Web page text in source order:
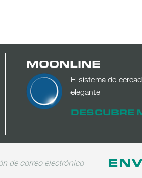
MOONLINE
El sistema de
elegante
DESCUBRE